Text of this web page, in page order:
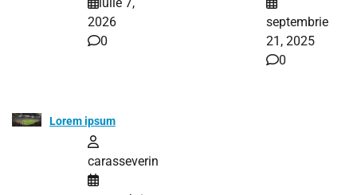
2026
0
septembrie
21, 2025
0
Lorem ipsum
carasseverin